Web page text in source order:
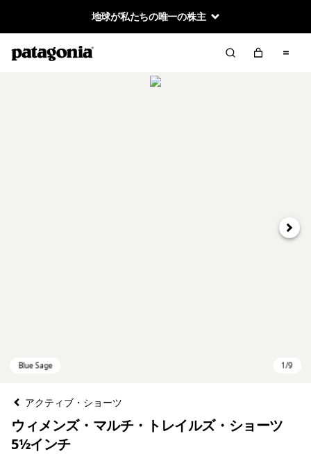
地球が私たちの唯一の株主
次へ
アクティブ・ショーツ
ウィメンズ・マルチ・トレイルズ・ショーツ
5½インチ